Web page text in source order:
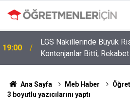
09:05 İlçe Milli Eğitim Müdürü
Ana Sayfa Meb Haber
3 boyutlu yazıcılarını yaptı